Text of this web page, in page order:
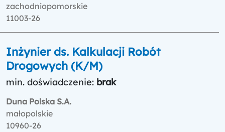
zachodniopomorskie
11003-26
Inżynier ds. Kalkulacji Robót
Drogowych (K/M)
min. doświadczenie: brak
Duna Polska S.A.
małopolskie
10960-26